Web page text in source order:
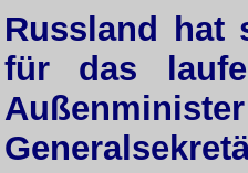
Russland hat
für das